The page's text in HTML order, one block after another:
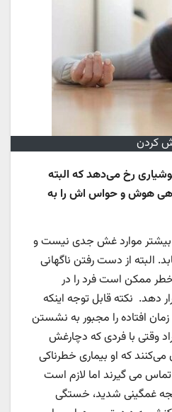
کردن
رخ می‌دهد که البته
هوش و حواس اش را به
بیشتر موارد غش جدی نیست و
البته از دست رفتن ناگهانی
ممکن است فرد را در
نکته قابل توجه اینکه
افتاده را مجبور به نشستن
وقتی با فردی که دچارغش
که او بیماری خطرناکی
تماس می گیرند اما لازم است
غمگینی شدید، خستگی